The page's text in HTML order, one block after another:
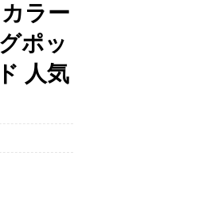
ラー
ポッ
人気